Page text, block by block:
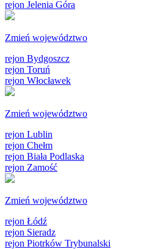
rejon Jelenia Góra
Zmień województwo
rejon Bydgoszcz
rejon Toruń
rejon Włocławek
Zmień województwo
rejon Lublin
rejon Chełm
rejon Biała Podlaska
rejon Zamość
Zmień województwo
rejon Łódź
rejon Sieradz
rejon Piotrków Trybunalski